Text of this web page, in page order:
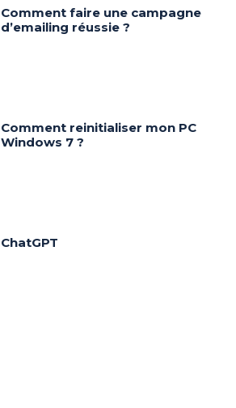
Comment faire une campagne
d’emailing réussie ?
Comment reinitialiser mon PC
Windows 7 ?
ChatGPT